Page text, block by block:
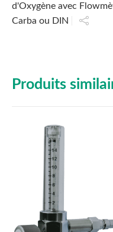
d'Oxygène avec
Carba ou DIN
Produits